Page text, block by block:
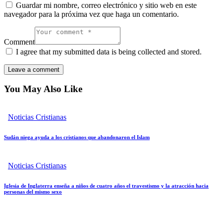
Guardar mi nombre, correo electrónico y sitio web en este
navegador para la próxima vez que haga un comentario.
Comment
I agree that my submitted data is being collected and stored.
You May Also Like
Noticias Cristianas
Sudán niega ayuda a los cristianos que abandonaron el Islam
Noticias Cristianas
Iglesia de Inglaterra enseña a niños de cuatro años el travestismo y la atracción hacia
personas del mismo sexo